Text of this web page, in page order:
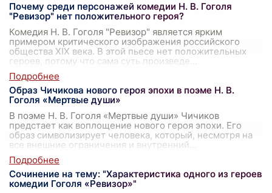
Почему среди персонажей комедии Н. В. Гоголя
"Ревизор" нет положительного героя?
Комедия Н. В. Гоголя "Ревизор" является ярким
примером критического изображения российского
общества XIX века. В этой пьесе нет положительных
героев, потому что сама суть произведе
Образ Чичикова нового героя эпохи в поэме Н. В.
Гоголя «Мертвые души»
В поэме Н. В. Гоголя «Мертвые души» Чичиков
предстает как воплощение нового героя эпохи. Его
образ символизирует человека, который, несмотря на
все внешние ограничения и внутренний
Сочинение на тему: "Характеристика одного из героев
комедии Гоголя «Ревизор»"